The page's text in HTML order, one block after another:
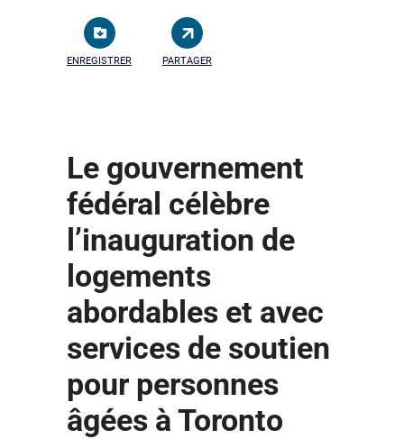
ENREGISTRER PARTAGER
Le gouvernement
fédéral célèbre
l’inauguration de
logements
abordables et avec
services de soutien
pour personnes
âgées à Toronto